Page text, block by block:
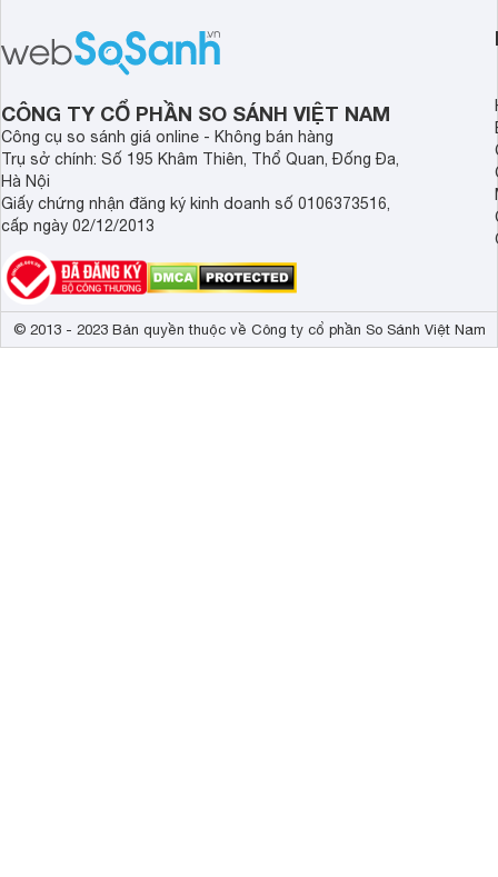
hợp đáng chú ý khi có mức giá dễ
tiếp cận hơn dù mới ra mắt trong năm
tảng Google TV
nghệ hỗ trợ nâng
CÔNG TY CỔ PHẦN SO SÁNH VIỆT NAM
Công cụ so sánh giá online - Không bán hàng
Trụ sở chính: Số 195 Khâm Thiên, Thổ Quan, Đống Đa,
Hà Nội
Giấy chứng nhận đăng ký kinh doanh số 0106373516,
cấp ngày 02/12/2013
© 2013 - 2023 Bản quyền thuộc về Công ty cổ phần So Sánh Việt Nam